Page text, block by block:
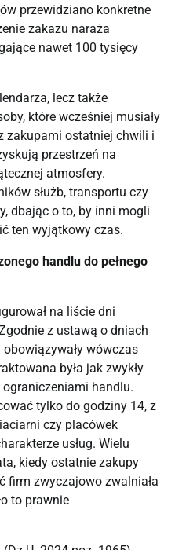
przewidziano konkretne
zakazu naraża
nawet 100 tysięcy
lecz także
które wcześniej musiały
zakupami ostatniej chwili i
przestrzeń na
atmosfery.
służb, transportu czy
dbając o to, by inni mogli
ten wyjątkowy czas.
handlu do pełnego
na liście dni
z ustawą o dniach
wówczas
była jak zwykły
handlu.
tylko do godziny 14, z
czy placówek
usług. Wielu
kiedy ostatnie zakupy
firm zwyczajowo zwalniała
to prawnie